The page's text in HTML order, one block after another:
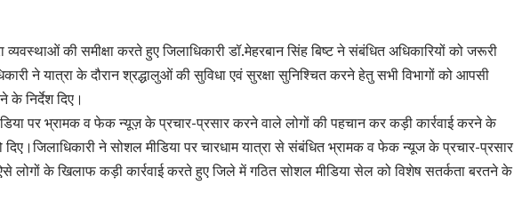
व्यवस्थाओं की समीक्षा करते हुए जिलाधिकारी डॉ.मेहरबान सिंह बिष्ट ने संबंधित अधिकारियों को जरूरी
ने यात्रा के दौरान श्रद्धालुओं की सुविधा एवं सुरक्षा सुनिश्चित करने हेतु सभी विभागों को आपसी
निर्देश दिए।
पर भ्रामक व फेक न्यूज़ के प्रचार-प्रसार करने वाले लोगों की पहचान कर कड़ी कार्रवाई करने के
दिए।जिलाधिकारी ने सोशल मीडिया पर चारधाम यात्रा से संबंधित भ्रामक व फेक न्यूज के प्रचार-प्रसार
लोगों के खिलाफ कड़ी कार्रवाई करते हुए जिले में गठित सोशल मीडिया सेल को विशेष सतर्कता बरतने के